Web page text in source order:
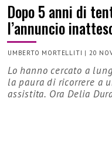
Dopo 5 anni di
l’annuncio
UMBERTO MORTELLITI | 20
Lo hanno cercato a
la paura di ricorrere a
assistita. Ora Delia